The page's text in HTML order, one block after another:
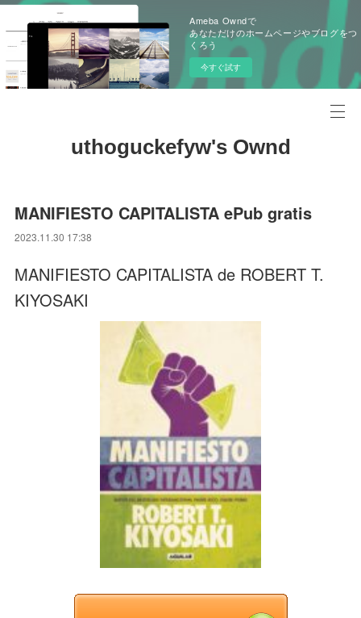
Ameba Owndで
あなただけのホームページやブログをつ
くろう
今すぐ試す
uthoguckefyw's Ownd
MANIFIESTO CAPITALISTA ePub gratis
2023.11.30 17:38
MANIFIESTO CAPITALISTA de ROBERT T.
KIYOSAKI